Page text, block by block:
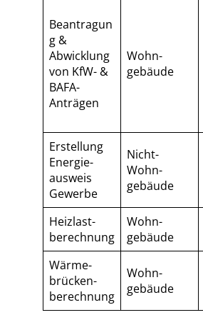
Beantragun
g &
Abwicklung
von KfW- &
BAFA-
Anträgen
Wohn­
gebäude
Erstellung
Energie­
ausweis
Gewerbe
Nicht-
Wohn­
gebäude
Heizlast­
berechnung
Wohn­
gebäude
Wärme­
brücken­
berechnung
Wohn­
gebäude